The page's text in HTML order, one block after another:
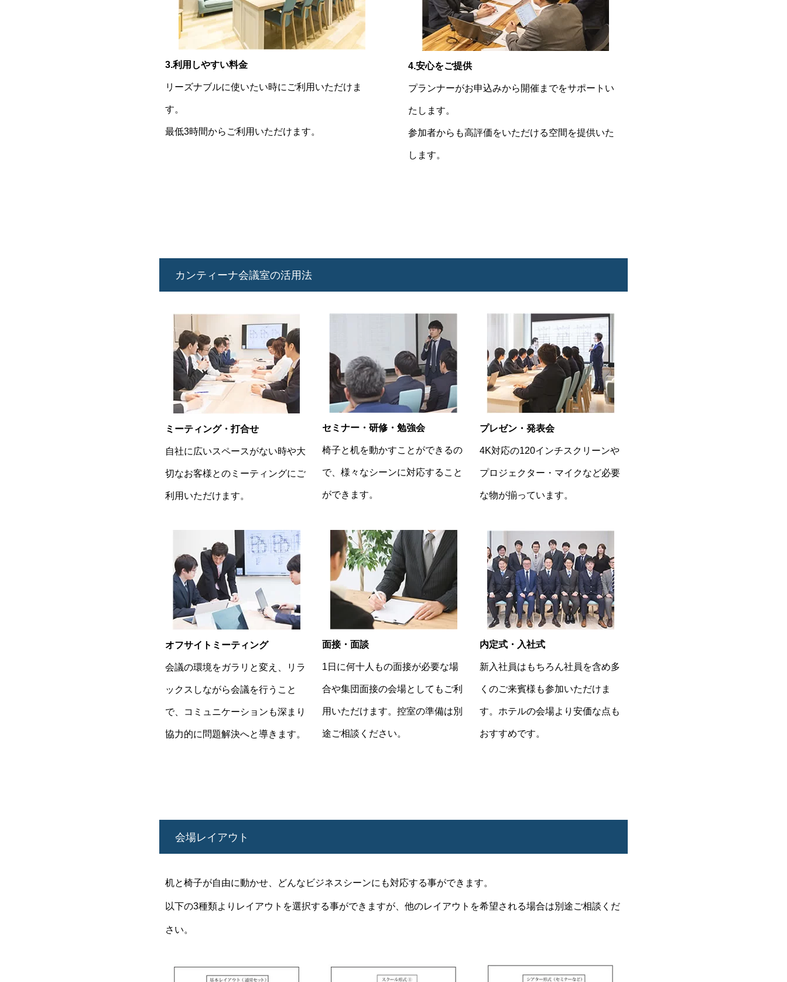
3.利用しやすい料金
リーズナブルに使いたい時にご利用いただけま
す。
最低3時間からご利用いただけます。
4.安心をご提供
プランナーがお申込みから開催までをサポートい
たします。
参加者からも高評価をいただける空間を提供いた
します。
カンティーナ会議室の活用法
ミーティング・打合せ
自社に広いスペースがない時や大
切なお客様とのミーティングにご
利用いただけます。
セミナー・研修・勉強会
椅子と机を動かすことができるの
で、様々なシーンに対応すること
ができます。
プレゼン・発表会
4K対応の120インチスクリーンや
プロジェクター・マイクなど必要
な物が揃っています。
オフサイトミーティング
会議の環境をガラリと変え、リラ
ックスしながら会議を行うこと
で、コミュニケーションも深まり
協力的に問題解決へと導きます。
面接・面談
1日に何十人もの面接が必要な場
合や集団面接の会場としてもご利
用いただけます。控室の準備は別
途ご相談ください。
内定式・入社式
新入社員はもちろん社員を含め多
くのご来賓様も参加いただけま
す。ホテルの会場より安価な点も
おすすめです。
会場レイアウト
机と椅子が自由に動かせ、どんなビジネスシーンにも対応する事ができます。
以下の3種類よりレイアウトを選択する事ができますが、他のレイアウトを希望される場合は別途ご相談くだ
さい。